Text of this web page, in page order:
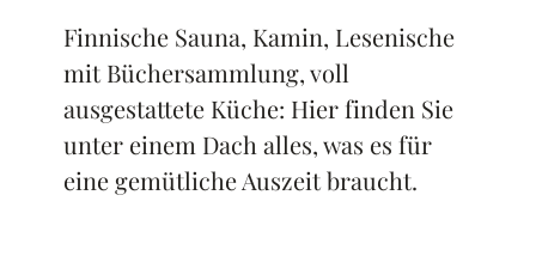
Finnische Sauna, Kamin, Lesenische
mit Büchersammlung, voll
ausgestattete Küche: Hier finden Sie
unter einem Dach alles, was es für
eine gemütliche Auszeit braucht.